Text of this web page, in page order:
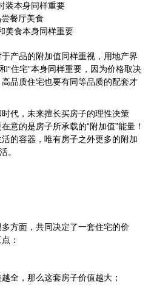
装本身同样重要
餐厅美食
美食本身同样重要
产品的附加值同样重视，用地产界
“住宅”本身同样重要，因为价格取决
品质住宅也要有同等品质的配套才
代，未来擅长买房子的理性决策
意的是房子所承载的“附加值”能量！
的容器，唯有房子之外更多的附加
。
方面，共同决定了一套住宅的价
：
全，那么这套房子价值越大；